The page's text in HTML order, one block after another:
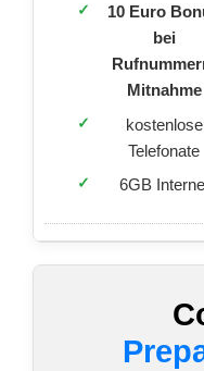
10 Euro
bei
Mitnahme
kostenlose
Telefonate
6GB